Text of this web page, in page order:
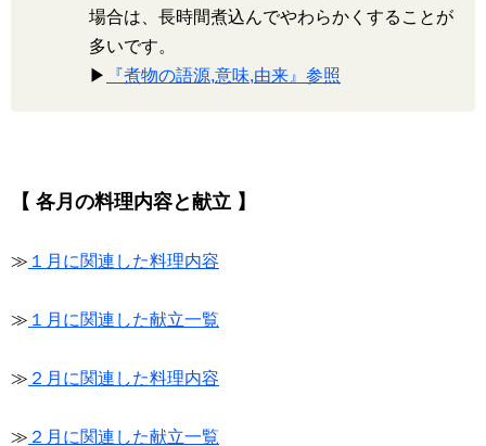
場合は、長時間煮込んでやわらかくすることが
多いです。
▶
『煮物の語源,意味,由来』参照
【 各月の料理内容と献立 】
≫ １月に関連した料理内容
≫ １月に関連した献立一覧
≫ ２月に関連した料理内容
≫ ２月に関連した献立一覧